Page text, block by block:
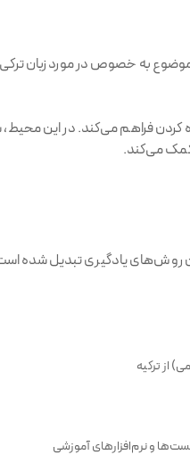
به خصوص در مورد زبان ترکی
فراهم می‌کند. در این محیط،
کمک می‌کند.
روش‌های یادگیری تبدیل شده
و نرم‌افزارهای آموزشی